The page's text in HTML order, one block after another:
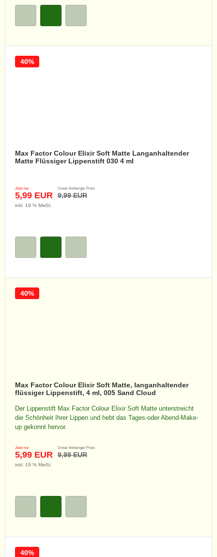
Max Factor Colour Elixir Soft Matte Langanhaltender
Matte Flüssiger Lippenstift 030 4 ml
Jetzt nur
5,99 EUR
Unser bisheriger Preis
9,99 EUR
40%
inkl. 19 % MwSt.
Max Factor Colour Elixir Soft Matte, langanhaltender
flüssiger Lippenstift, 4 ml, 005 Sand Cloud
Der Lippenstift Max Factor Colour Elixir Soft Matte unterstreicht
die Schönheit Ihrer Lippen und hebt das Tages-oder Abend-Make-
up gekonnt hervor.
Jetzt nur
5,99 EUR
Unser bisheriger Preis
9,99 EUR
40%
inkl. 19 % MwSt.
40%